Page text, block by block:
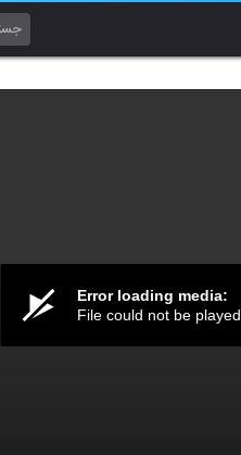
Error loading media:
File could not be played